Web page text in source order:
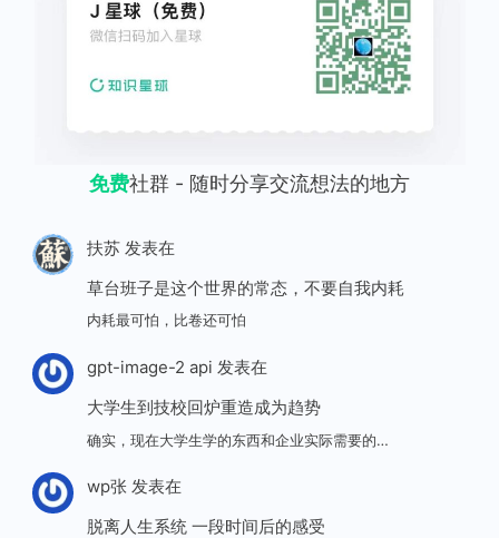
免费社群 - 随时分享交流想法的地方
扶苏发表在
草台班子是这个世界的常态，不要自我内耗
内耗最可怕，比卷还可怕
gpt-image-2 api 发表在
大学生到技校回炉重造成为趋势
确实，现在大学生学的东西和企业实际需要的…
wp张发表在
脱离人生系统 一段时间后的感受